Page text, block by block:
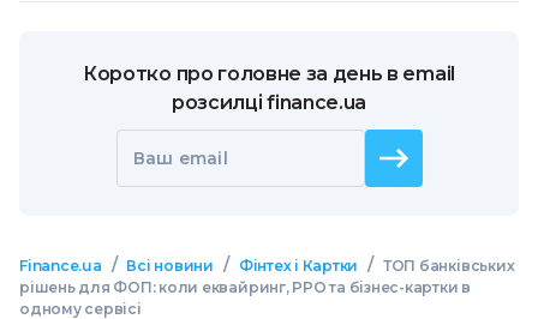
Коротко про головне за день в email
розсилці finance.ua
Ваш email
Finance.ua / Всі новини / Фінтех і Картки / ТОП банківських
рішень для ФОП: коли еквайринг, РРО та бізнес-картки в
одному сервісі